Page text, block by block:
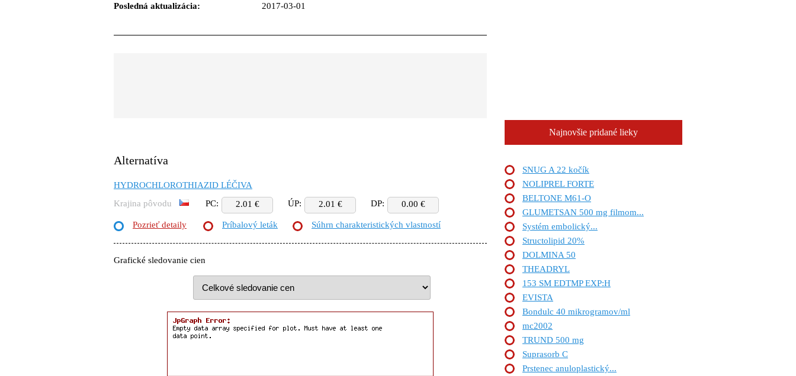
Posledná aktualizácia:
2017-03-01
Alternatíva
HYDROCHLOROTHIAZID LÉČIVA
Krajina pôvodu
PC: 2.01 € ÚP: 2.01 € DP: 0.00 €
Pozrieť detaily Príbalový leták Súhrn charakteristických vlastností
Grafické sledovanie cien
Najnovšie pridané lieky
SNUG A 22 kočík
NOLIPREL FORTE
BELTONE M61-O
GLUMETSAN 500 mg filmom...
Systém embolický...
Structolipid 20%
DOLMINA 50
THEADRYL
153 SM EDTMP EXP:H
EVISTA
Bondulc 40 mikrogramov/ml
mc2002
TRUND 500 mg
Suprasorb C
Prstenec anuloplastický...